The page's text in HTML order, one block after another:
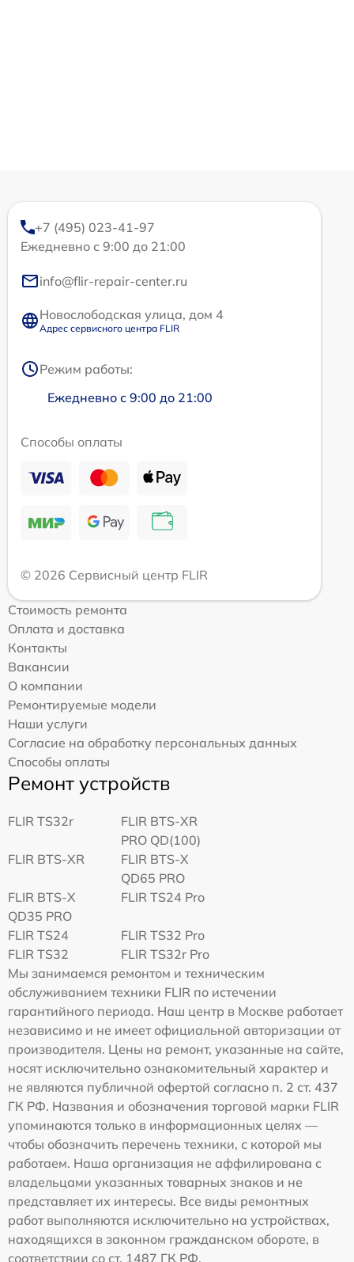
+7 (495) 023-41-97
Ежедневно с 9:00 до 21:00
info@flir-repair-center.ru
Новослободская улица, дом 4
Адрес сервисного центра FLIR
Режим работы:
Ежедневно с 9:00 до 21:00
Способы оплаты
© 2026 Сервисный центр FLIR
Стоимость ремонта
Оплата и доставка
Контакты
Вакансии
О компании
Ремонтируемые модели
Наши услуги
Согласие на обработку персональных данных
Способы оплаты
Ремонт устройств
FLIR TS32r
FLIR BTS-XR
PRO QD(100)
FLIR BTS-XR
FLIR BTS-X
QD65 PRO
FLIR BTS-X
QD35 PRO
FLIR TS24 Pro
FLIR TS24
FLIR TS32 Pro
FLIR TS32
FLIR TS32r Pro
Мы занимаемся ремонтом и техническим
обслуживанием техники FLIR по истечении
гарантийного периода. Наш центр в Москве работает
независимо и не имеет официальной авторизации от
производителя. Цены на ремонт, указанные на сайте,
носят исключительно ознакомительный характер и
не являются публичной офертой согласно п. 2 ст. 437
ГК РФ. Названия и обозначения торговой марки FLIR
упоминаются только в информационных целях —
чтобы обозначить перечень техники, с которой мы
работаем. Наша организация не аффилирована с
владельцами указанных товарных знаков и не
представляет их интересы. Все виды ремонтных
работ выполняются исключительно на устройствах,
находящихся в законном гражданском обороте, в
соответствии со ст. 1487 ГК РФ.